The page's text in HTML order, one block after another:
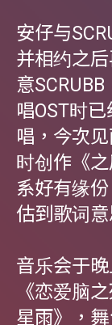
安仔与
并相约之
意
唱OST时
唱，今次
时创作《
系好有缘
估到歌词
音乐会于
《恋爱脑
星雨》，